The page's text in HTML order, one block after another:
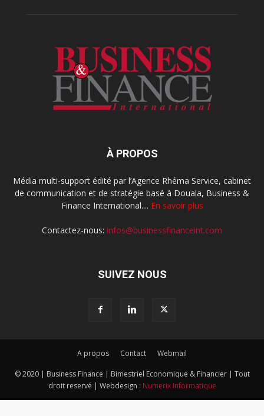
À PROPOS
Média multi-support édité par l’Agence Rhéma Service, cabinet
de communication et de stratégie basé à Douala, Business &
Finance International.... En savoir plus
Contactez-nous: infos@businessfinanceint.com
SUIVEZ NOUS
A propos Contact Webmail
© 2020 | Business Finance | Bimestriel Economique & Financier | Tout
droit reservé | Webdesign : Numerix Informatique